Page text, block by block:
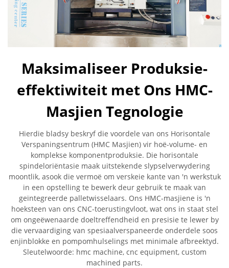
Maksimaliseer Produksie-
effektiwiteit met Ons HMC-
Masjien Tegnologie
Hierdie bladsy beskryf die voordele van ons Horisontale
Verspaningsentrum (HMC Masjien) vir hoë-volume- en
komplekse komponentproduksie. Die horisontale
spindeloriëntasie maak uitstekende slypselverwydering
moontlik, asook die vermoë om verskeie kante van 'n werkstuk
in een opstelling te bewerk deur gebruik te maak van
geïntegreerde palletwisselaars. Ons HMC-masjiene is 'n
hoeksteen van ons CNC-toerustingvloot, wat ons in staat stel
om ongeëwenaarde doeltreffendheid en presisie te lewer by
die vervaardiging van spesiaalverspaneerde onderdele soos
enjinblokke en pompomhulselings met minimale afbreektyd.
Sleutelwoorde: hmc machine, cnc equipment, custom
machined parts.